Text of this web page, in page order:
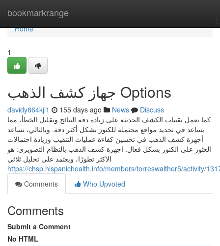
bookmarkrange
Home
Home
1
جهاز كشف الذهب Options
davidy864kji1 155 days ago News
Discuss
كما تعمل تقنيات الكشف الحديثة على زيادة دقة النتائج وتقليل الخطأ، مما
يساعد في تحديد مواقع محتملة للكنوز بشكل أكثر دقة. وبالتالي، تساعد
أجهزة كشف الذهب في تحسين كفاءة عمليات التنقيب وزيادة احتمالات
العثور على الكنوز بشكل فعال. اجهزة كشف الذهب بالنظام التصويري: هو
الاكثر تطورًا، ويعتمد على تحليل ثلاثي
https://chsp.hispanichealth.info/members/torreswalther5/activity/
Comments
Who Upvoted
Comments
Submit a Comment
No HTML